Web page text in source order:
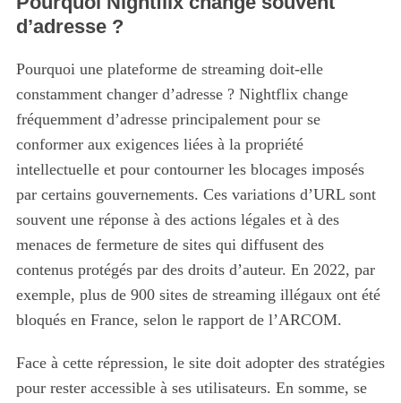
d’adresse ?
Pourquoi une plateforme de streaming doit-elle
constamment changer d’adresse ? Nightflix change
fréquemment d’adresse principalement pour se
conformer aux exigences liées à la propriété
intellectuelle et pour contourner les blocages imposés
par certains gouvernements. Ces variations d’URL sont
souvent une réponse à des actions légales et à des
menaces de fermeture de sites qui diffusent des
contenus protégés par des droits d’auteur. En 2022, par
exemple, plus de 900 sites de streaming illégaux ont été
bloqués en France, selon le rapport de l’ARCOM.
Face à cette répression, le site doit adopter des stratégies
pour rester accessible à ses utilisateurs. En somme, se